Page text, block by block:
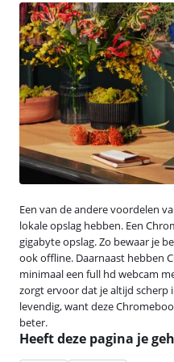
Een van de andere voordelen
lokale opslag hebben. Een
gigabyte opslag. Zo bewaar je
ook offline. Daarnaast hebben
minimaal een full hd webcam
zorgt ervoor dat je altijd scherp
levendig, want deze
beter.
Heeft deze pagina je